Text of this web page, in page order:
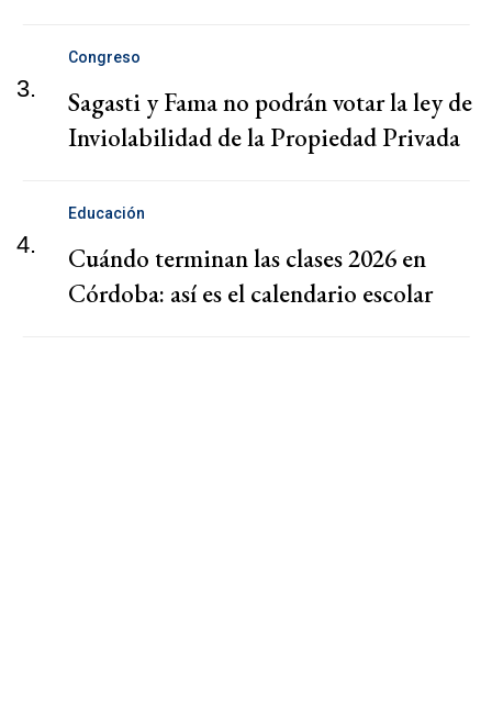
3.
Congreso
Sagasti y Fama no podrán votar la ley de
Inviolabilidad de la Propiedad Privada
4.
Educación
Cuándo terminan las clases 2026 en
Córdoba: así es el calendario escolar